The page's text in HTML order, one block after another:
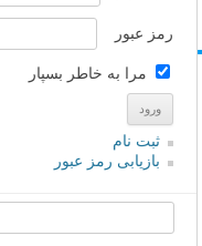
رمز عبور
مرا به خاطر بسپار
ثبت نام
بازیابی رمز عبور